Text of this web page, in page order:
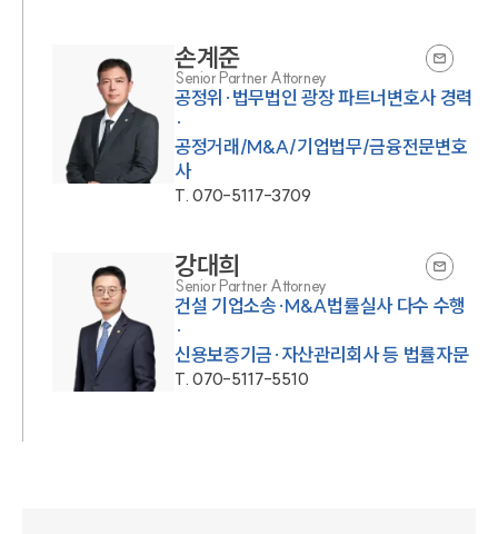
손계준
Senior Partner Attorney
공정위·법무법인 광장 파트너변호사 경력
·
공정거래/M&A/기업법무/금융전문변호
사
T.070-5117-3709
강대희
Senior Partner Attorney
건설 기업소송·M&A법률실사 다수 수행
·
신용보증기금·자산관리회사 등 법률자문
T.070-5117-5510